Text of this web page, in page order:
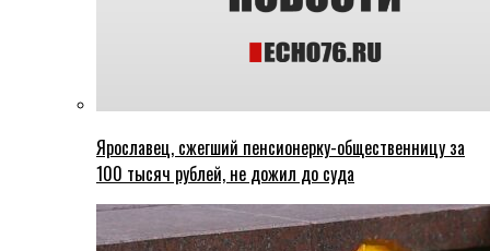
Ярославец, сжегший пенсионерку-общественницу за
100 тысяч рублей, не дожил до суда